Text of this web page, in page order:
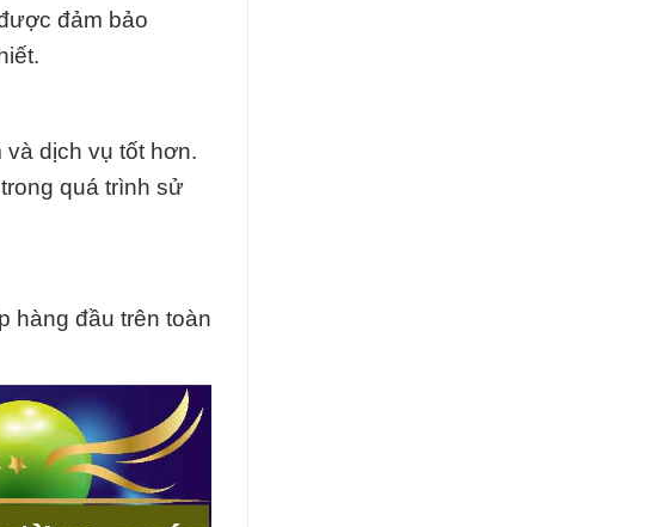
đảm bảo
dịch vụ tốt hơn.
quá trình sử
hàng đầu trên toàn